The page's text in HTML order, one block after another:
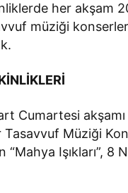
her akşam
müziği
Cumartesi akşamı
Tasavvuf Müziği
“Mahya Işıkları”,